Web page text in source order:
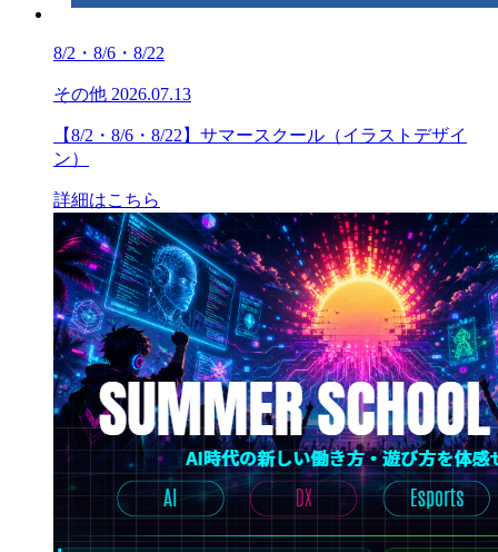
8/2・8/6・8/22
その他 2026.07.13
【8/2・8/6・8/22】サマースクール（イラストデザイ
ン）
詳細はこちら